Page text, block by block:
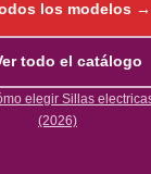
los modelos →
todo el catálogo
elegir Sillas
(2026)